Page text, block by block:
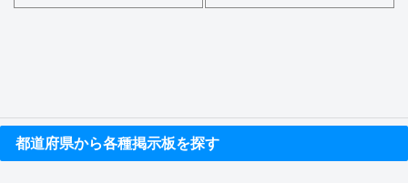
都道府県から各種掲示板を探す